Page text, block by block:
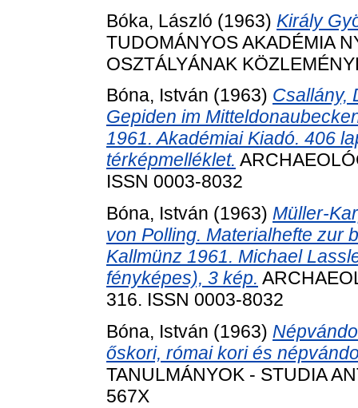
Bóka, László (1963) Király
TUDOMÁNYOS AKADÉMIA
OSZTÁLYÁNAK
Bóna, István (1963) Csallány,
Gepiden im
1961. Akadémiai Kiadó. 406
térképmelléklet.
ISSN 0003-8032
Bóna, István (1963) Müller-
von Polling. Materialhefte zur
Kallmünz 1961. Michael
fényképes), 3 kép.
316. ISSN 0003-8032
Bóna, István (1963)
őskori, római kori és
TANULMÁNYOK - STUDIA
567X